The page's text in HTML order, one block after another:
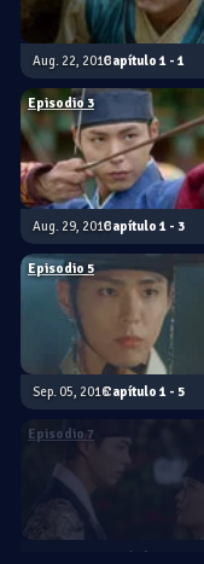
1 - 1
Aug. 22, 2016
1 - 3
Episodio 3
Aug. 29, 2016
1 - 5
Episodio 5
Sep. 05, 2016
Episodio 7